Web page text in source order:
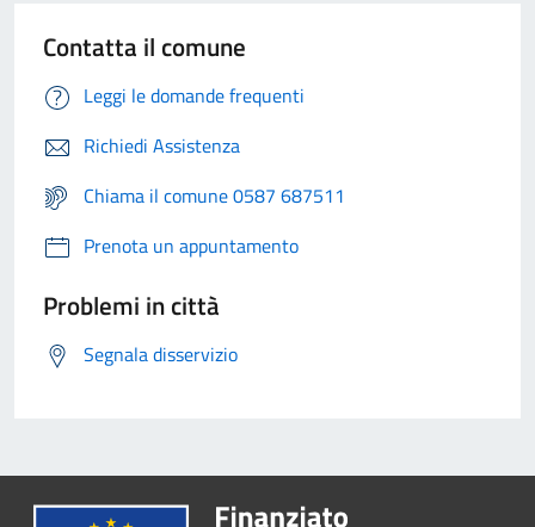
Contatta il comune
Leggi le domande frequenti
Richiedi Assistenza
Chiama il comune 0587 687511
Prenota un appuntamento
Problemi in città
Segnala disservizio